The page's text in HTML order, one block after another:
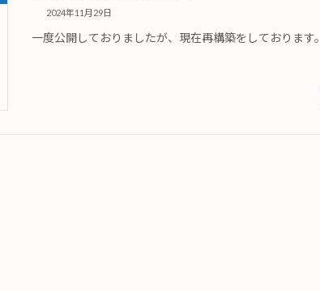
2024年11月29日
一度公開しておりましたが、現在再構築をしております。